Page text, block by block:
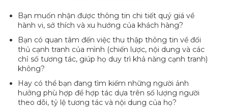
Bạn muốn nhận được thông tin chi tiết quý giá về
hành vi, sở thích và xu hướng của khách hàng?
Bạn có quan tâm đến việc thu thập thông tin về đối
thủ cạnh tranh của mình (chiến lược, nội dung và các
chỉ số tương tác, giúp họ duy trì khả năng cạnh tranh)
không?
Hay có thể bạn đang tìm kiếm những người ảnh
hưởng phù hợp để hợp tác dựa trên số lượng người
theo dõi, tỷ lệ tương tác và nội dung của họ?